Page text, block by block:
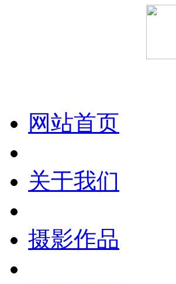
网站首页
关于我们
摄影作品